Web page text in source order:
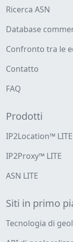
Ricerca ASN
Database
Confronto tra le
Contatto
FAQ
Prodotti
IP2Location™ LITE
IP2Proxy™ LITE
ASN LITE
Siti in primo
Tecnologia di